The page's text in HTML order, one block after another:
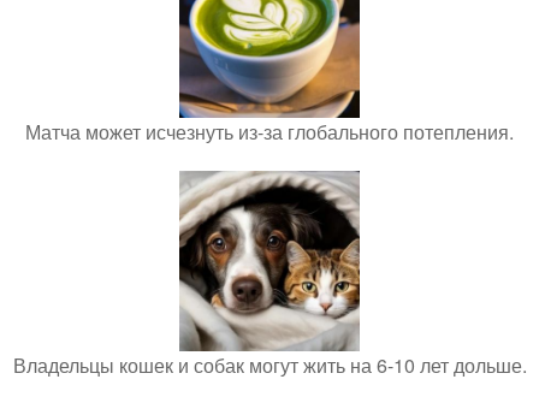
Матча может исчезнуть из-за глобального потепления.
Владельцы кошек и собак могут жить на 6-10 лет дольше.